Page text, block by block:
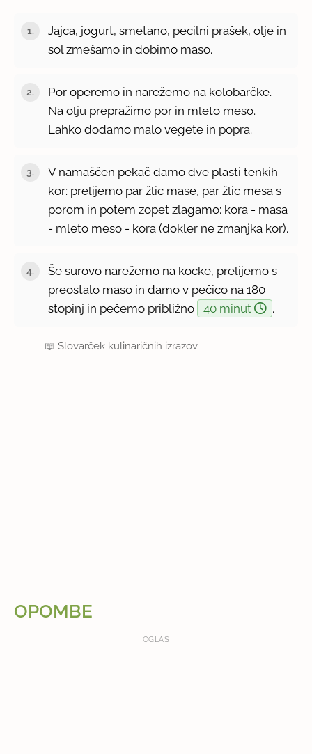
Jajca, jogurt, smetano, pecilni prašek, olje in
sol zmešamo in dobimo maso.
Por operemo in narežemo na kolobarčke.
Na olju prepražimo por in mleto meso.
Lahko dodamo malo vegete in popra.
V namaščen pekač damo dve plasti tenkih
kor: prelijemo par žlic mase, par žlic mesa s
porom in potem zopet zlagamo: kora - masa
- mleto meso - kora (dokler ne zmanjka kor).
Še surovo narežemo na kocke, prelijemo s
preostalo maso in damo v pečico na 180
stopinj in pečemo približno
40 minut .
📖Slovarček kulinaričnih izrazov
OPOMBE
OGLAS